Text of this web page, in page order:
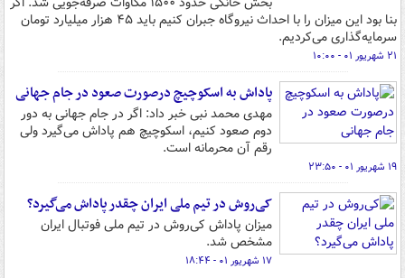
بنا بود این میزان را با احداث نیروگاه جبران کنیم باید ۴۵ هزار میلیارد تومان
سرمایه‌گذاری می‌کردیم.
۲۱ شهریور ۰۱ - ۱۰:۰۰
پاداش به اسکوچیچ درصورت صعود در جام جهانی
مهدی محمد نبی خبر داد: اگر در جام جهانی به دور
دوم صعود کنیم، اسکوچیچ هم پاداش می‌گیرد ولی
رقم آن محرمانه است.
۱۹ شهریور ۰۱ - ۲۳:۵۰
کی‌روش در تیم ملی ایران چقدر پاداش می‌گیرد؟
میزان پاداش کی‌روش در تیم ملی فوتبال ایران
مشخص شد.
۱۷ شهریور ۰۱ - ۱۸:۴۴